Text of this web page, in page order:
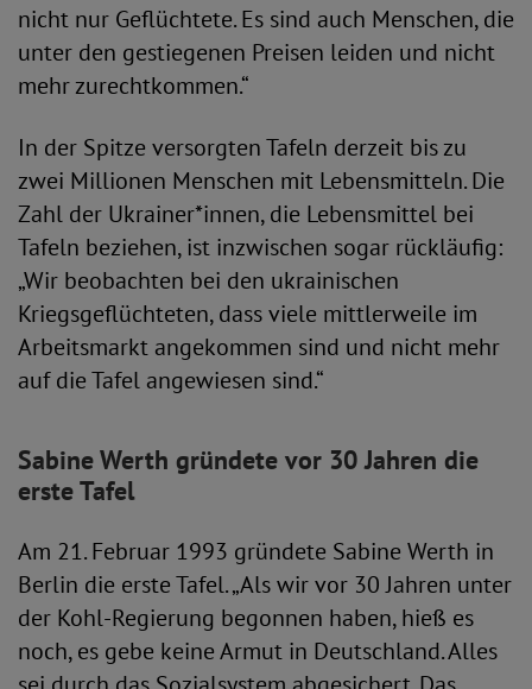
nicht nur Geflüchtete. Es sind auch Menschen, die
unter den gestiegenen Preisen leiden und nicht
mehr zurechtkommen.“
In der Spitze versorgten Tafeln derzeit bis zu
zwei Millionen Menschen mit Lebensmitteln. Die
Zahl der Ukrainer*innen, die Lebensmittel bei
Tafeln beziehen, ist inzwischen sogar rückläufig:
„Wir beobachten bei den ukrainischen
Kriegsgeflüchteten, dass viele mittlerweile im
Arbeitsmarkt angekommen sind und nicht mehr
auf die Tafel angewiesen sind.“
Sabine Werth gründete vor 30 Jahren die
erste Tafel
Am 21. Februar 1993 gründete Sabine Werth in
Berlin die erste Tafel. „Als wir vor 30 Jahren unter
der Kohl-Regierung begonnen haben, hieß es
noch, es gebe keine Armut in Deutschland. Alles